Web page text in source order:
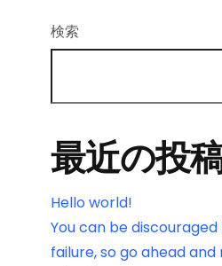
検索
最近の投
Hello world!
You can be discouraged
failure, so go ahead and